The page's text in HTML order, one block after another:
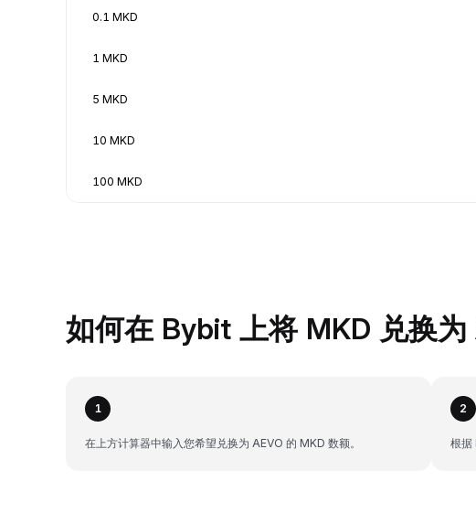
0.1 MKD
1 MKD
5 MKD
10 MKD
100 MKD
如何在 Bybit 上将 MKD 兑换为
1
在上方计算器中输入您希望兑换为 AEVO 的 MKD 数额。
2
根据